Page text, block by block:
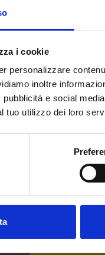
i cookie
personalizzare
inoltre
pubblicità e social
tuo utilizzo dei loro
. In
esperta da parte
HAI